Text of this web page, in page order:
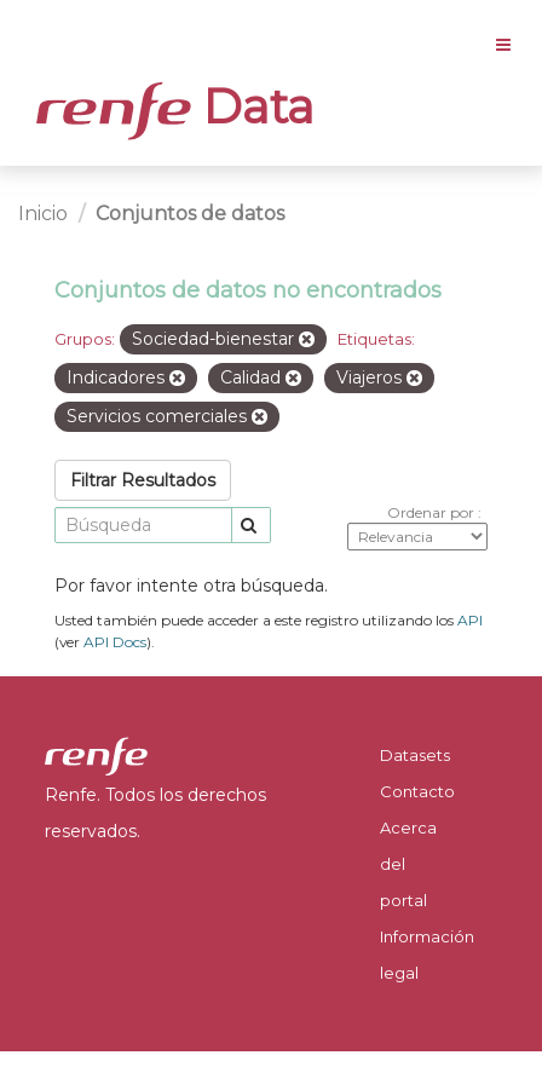
Data
Inicio Conjuntos de datos
Conjuntos de datos no encontrados
Grupos: Sociedad-bienestar Etiquetas:
Indicadores Calidad
Viajeros
Servicios comerciales
Filtrar Resultados
Ordenar por
Por favor intente otra búsqueda.
Usted también puede acceder a este registro utilizando los API
(ver API Docs).
Renfe. Todos los derechos
reservados.
Datasets
Contacto
Acerca
del
portal
Información
legal